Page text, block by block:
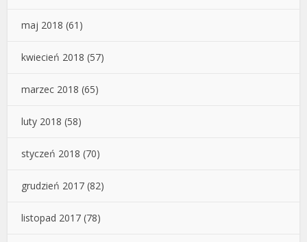
maj 2018 (61)
kwiecień 2018 (57)
marzec 2018 (65)
luty 2018 (58)
styczeń 2018 (70)
grudzień 2017 (82)
listopad 2017 (78)